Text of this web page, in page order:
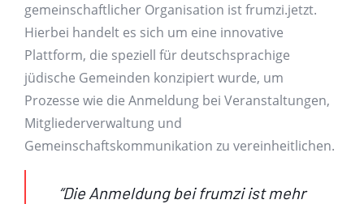
gemeinschaftlicher Organisation ist frumzi.jetzt.
Hierbei handelt es sich um eine innovative
Plattform, die speziell für deutschsprachige
jüdische Gemeinden konzipiert wurde, um
Prozesse wie die Anmeldung bei Veranstaltungen,
Mitgliederverwaltung und
Gemeinschaftskommunikation zu vereinheitlichen.
“Die Anmeldung bei frumzi ist mehr